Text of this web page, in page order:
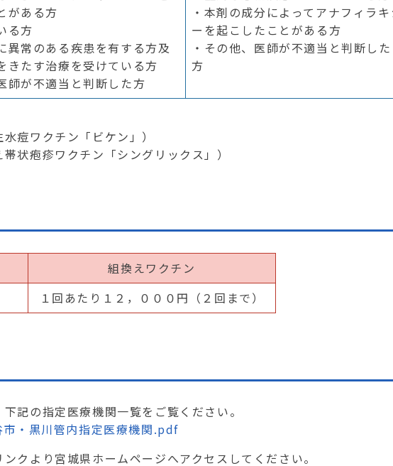
がある方
る方
異常のある疾患を有する方及
きたす治療を受けている方
師が不適当と判断した方
・本剤の成分によってアナフィラキ
ーを起こしたことがある方
・その他、医師が不適当と判断した
方
痘ワクチン「ビケン」）
ワクチン「シングリックス」）
組換えワクチン
１回あたり １２，０００ 円（２回まで）
の指定医療機関一覧をご覧ください。
・黒川管内指定医療機関.pdf
より宮城県ホームページへアクセスしてください。